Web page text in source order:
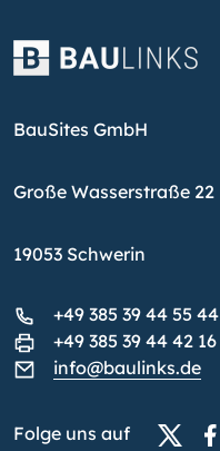
BauSites GmbH
Große Wasserstraße 22
19053 Schwerin
+49 385 39 44 55 44
+49 385 39 44 42 16
info@baulinks.de
Folge uns auf